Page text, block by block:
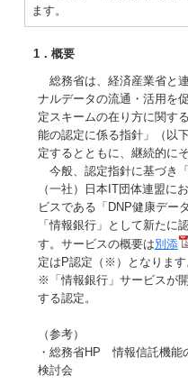
ます。
1．概要
総務省は、経済産業省と
ナルデータの流通・活用を
定スキームの在り方に関す
能の認定に係る指針」（以
定するとともに、継続的に
今般、認定指針に基づき
（一社）日本IT団体連盟に
ビスである「DNP健康デー
「情報銀行」として新たに
す。サービスの概要は別添
定はP認定（※）となります
※「情報銀行」サービスが
する認定。
（参考）
・総務省HP 情報信託機能
検討会